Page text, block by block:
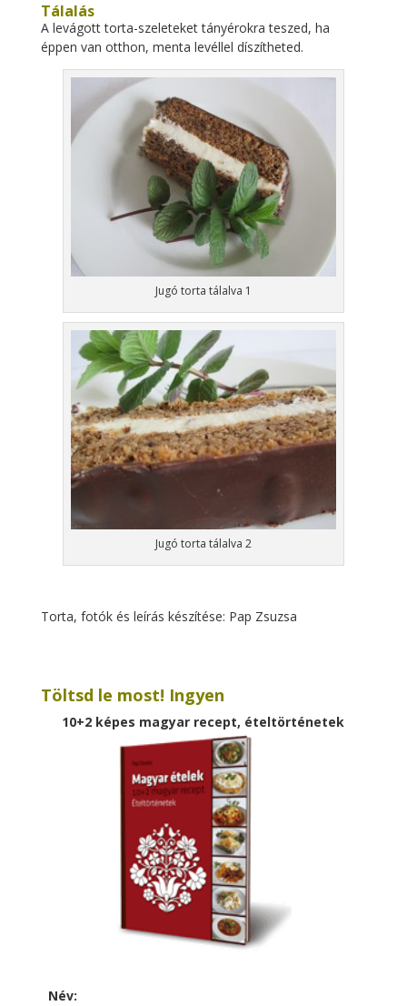
Tálalás
A levágott torta-szeleteket tányérokra teszed, ha
éppen van otthon, menta levéllel díszítheted.
Jugó torta tálalva 1
Jugó torta tálalva 2
Torta, fotók és leírás készítése: Pap Zsuzsa
Töltsd le most! Ingyen
10+2 képes magyar recept, ételtörténetek
Név: